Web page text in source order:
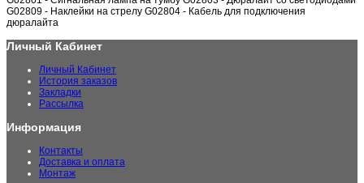
G02809 - Наклейки на стрелу G02804 - Кабель для подключения
дюралайта
Личный Кабинет
Личный Кабинет
История заказов
Закладки
Рассылка
Информация
Контакты
Доставка и оплата
Монтаж